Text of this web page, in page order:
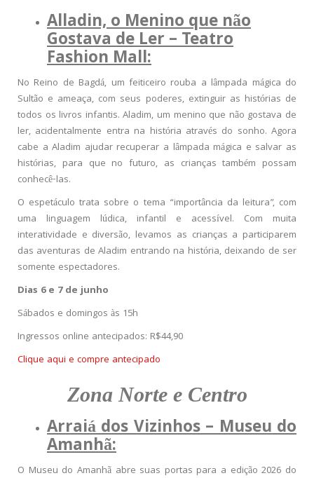
Alladin, o Menino que não
Gostava de Ler – Teatro
Fashion Mall:
No Reino de Bagdá, um feiticeiro rouba a lâmpada mágica do
Sultão e ameaça, com seus poderes, extinguir as histórias de
todos os livros infantis. Aladim, um menino que não gostava de
ler, acidentalmente entra na história através do sonho. Agora
cabe a Aladim ajudar recuperar a lâmpada mágica e salvar as
histórias, para que no futuro, as crianças também possam
conhecê-las.
O espetáculo trata sobre o tema “importância da leitura”, com
uma linguagem lúdica, infantil e acessível. Com muita
interatividade e diversão, levamos as crianças a participarem
das aventuras de Aladim entrando na história, deixando de ser
somente espectadores.
Dias 6 e 7 de junho
Sábados e domingos às 15h
Ingressos online antecipados: R$44,90
Clique aqui e compre antecipado
Zona Norte e Centro
Arraiá dos Vizinhos – Museu do
Amanhã:
O Museu do Amanhã abre suas portas para a edição 2026 do